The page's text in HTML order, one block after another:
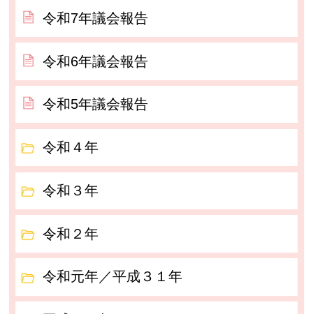
令和7年議会報告
令和6年議会報告
令和5年議会報告
令和４年
令和３年
令和２年
令和元年／平成３１年